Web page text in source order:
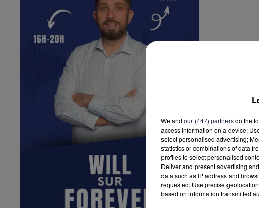
We and our (447) partnersdo the
access information on a device;
select personalised advertising;
statistics or combinations of data
profiles to select personalised
Deliver and present advertising
data such as IP address and
requested; Use precise
based on information transmitted